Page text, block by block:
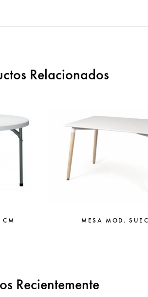
Relacionados
MESA MOD.
Recientemente